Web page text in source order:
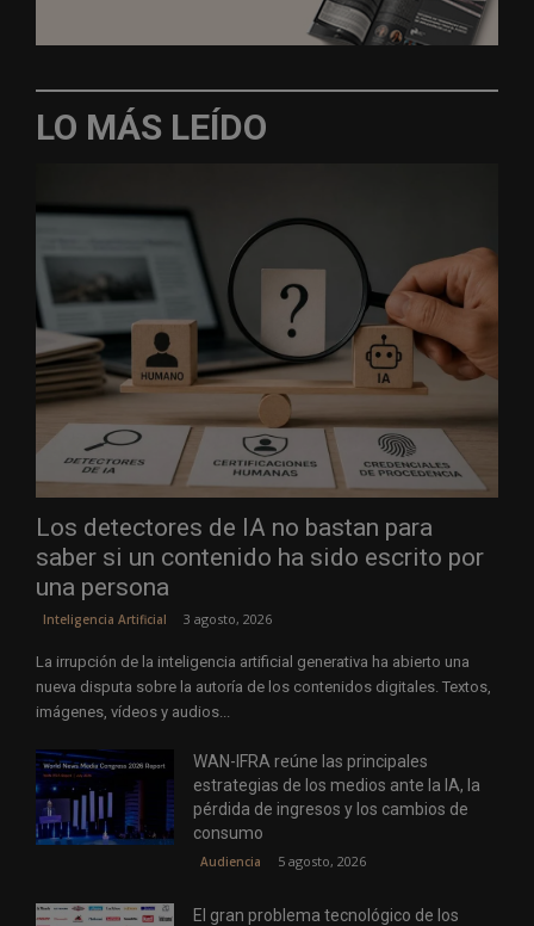
LO MÁS LEÍDO
Los detectores de IA no bastan para
saber si un contenido ha sido escrito por
una persona
Inteligencia Artificial 3 agosto, 2026
La irrupción de la inteligencia artificial generativa ha abierto una
nueva disputa sobre la autoría de los contenidos digitales. Textos,
imágenes, vídeos y audios...
WAN-IFRA reúne las principales
estrategias de los medios ante la IA, la
pérdida de ingresos y los cambios de
consumo
Audiencia 5 agosto, 2026
El gran problema tecnológico de los